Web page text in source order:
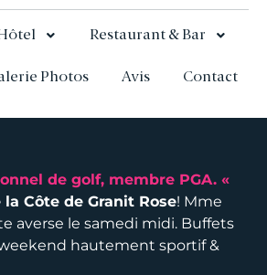
Restaurant & Bar
Photos Avis Contact
de golf, membre PGA. «
Côte de Granit Rose! Mme
averse le samedi midi. Buffets
weekend hautement sportif &